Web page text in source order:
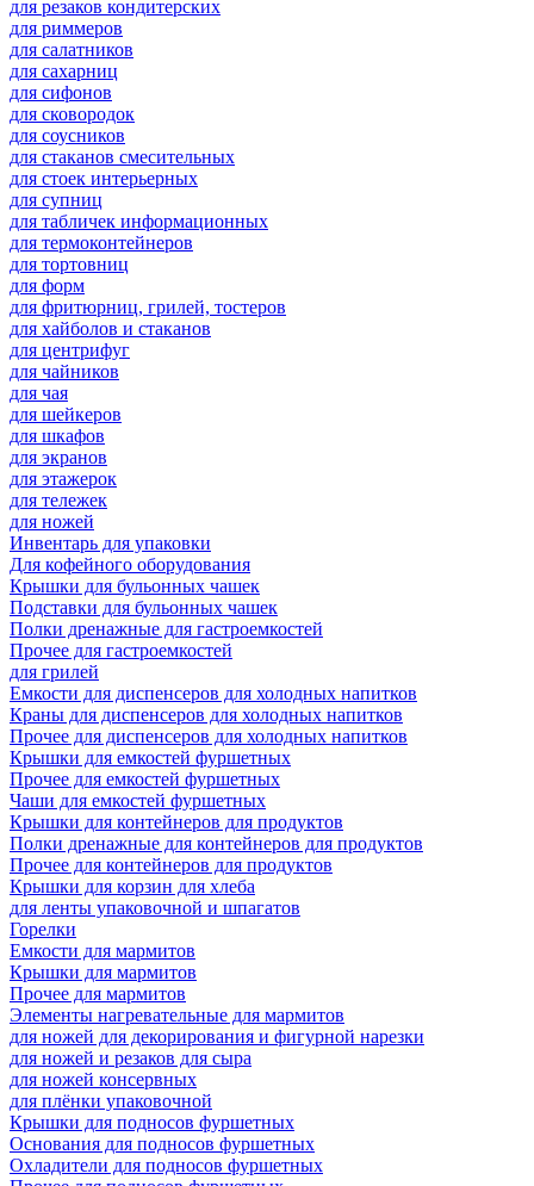
для резаков кондитерских
для риммеров
для салатников
для сахарниц
для сифонов
для сковородок
для соусников
для стаканов смесительных
для стоек интерьерных
для супниц
для табличек информационных
для термоконтейнеров
для тортовниц
для форм
для фритюрниц, грилей, тостеров
для хайболов и стаканов
для центрифуг
для чайников
для чая
для шейкеров
для шкафов
для экранов
для этажерок
для тележек
для ножей
Инвентарь для упаковки
Для кофейного оборудования
Крышки для бульонных чашек
Подставки для бульонных чашек
Полки дренажные для гастроемкостей
Прочее для гастроемкостей
для грилей
Емкости для диспенсеров для холодных напитков
Краны для диспенсеров для холодных напитков
Прочее для диспенсеров для холодных напитков
Крышки для емкостей фуршетных
Прочее для емкостей фуршетных
Чаши для емкостей фуршетных
Крышки для контейнеров для продуктов
Полки дренажные для контейнеров для продуктов
Прочее для контейнеров для продуктов
Крышки для корзин для хлеба
для ленты упаковочной и шпагатов
Горелки
Емкости для мармитов
Крышки для мармитов
Прочее для мармитов
Элементы нагревательные для мармитов
для ножей для декорирования и фигурной нарезки
для ножей и резаков для сыра
для ножей консервных
для плёнки упаковочной
Крышки для подносов фуршетных
Основания для подносов фуршетных
Охладители для подносов фуршетных